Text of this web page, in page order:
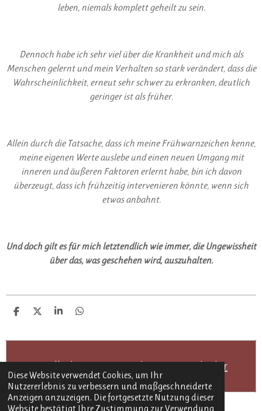
Diese Website verwendet Cookies, um Ihr
Nutzererlebnis zu verbessern und maßgeschneiderte
Anzeigen anzuzeigen. Die fortgesetzte Nutzung dieser
Website bestätigt Ihre Zustimmung zur Verwendung
leben, niemals komplett geheilt zu sein.
Dennoch habe ich sehr viel über die Krankheit und mich als
Menschen gelernt und mein Verhalten so stark verändert, dass die
Wahrscheinlichkeit, erneut sehr schwer zu erkranken, deutlich
geringer ist als früher.
Allein durch die Tatsache, dass ich meine Frühwarnzeichen kenne,
meine eigenen Werte auslebe und einen neuen Umgang mit
inneren und äußeren Faktoren erlernt habe, bin ich davon
überzeugt, dass ich frühzeitig intervenieren könnte, wenn sich
etwas anbahnt.
Und doch gilt es für mich letztendlich wie immer, die Ungewissheit
über das, was geschehen wird, auszuhalten.
T
l
n
T
l
n
T
l
n
T
l
n
Erstelle deine eigene Website mit Webador